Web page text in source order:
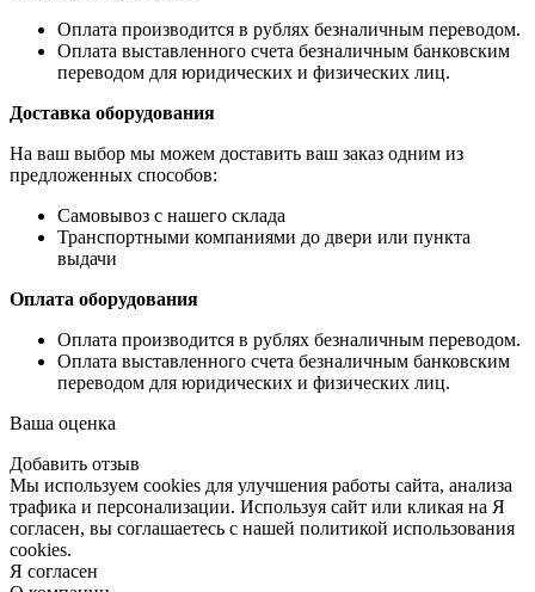
Оплата производится в рублях безналичным переводом.
Оплата выставленного счета безналичным банковским
переводом для юридических и физических лиц.
Доставка оборудования
На ваш выбор мы можем доставить ваш заказ одним из
предложенных способов:
Самовывоз с нашего склада
Транспортными компаниями до двери или пункта
выдачи
Оплата оборудования
Оплата производится в рублях безналичным переводом.
Оплата выставленного счета безналичным банковским
переводом для юридических и физических лиц.
Ваша оценка
Добавить отзыв
Мы используем cookies для улучшения работы сайта, анализа
трафика и персонализации. Используя сайт или кликая на Я
согласен, вы соглашаетесь с нашей политикой использования
cookies.
Я согласен